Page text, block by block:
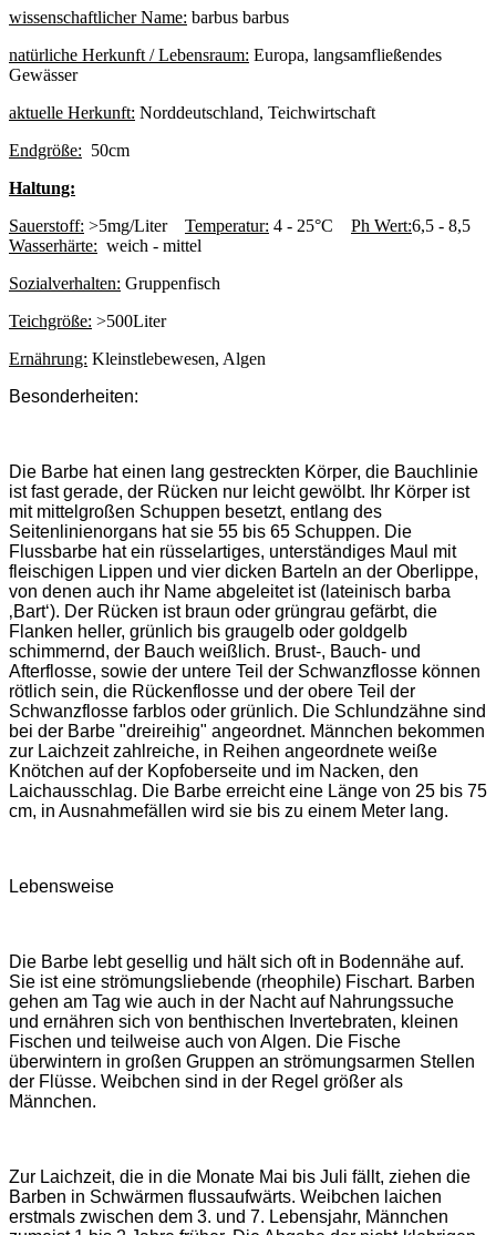
wissenschaftlicher Name: barbus barbus
natürliche Herkunft / Lebensraum: Europa, langsamfließendes
Gewässer
aktuelle Herkunft: Norddeutschland, Teichwirtschaft
Endgröße: 50cm
Haltung:
Sauerstoff: >5mg/Liter Temperatur: 4 - 25°C Ph Wert:6,5 - 8,5
Wasserhärte: weich - mittel
Sozialverhalten: Gruppenfisch
Teichgröße: >500Liter
Ernährung: Kleinstlebewesen, Algen
Besonderheiten:
Die Barbe hat einen lang gestreckten Körper, die Bauchlinie
ist fast gerade, der Rücken nur leicht gewölbt. Ihr Körper ist
mit mittelgroßen Schuppen besetzt, entlang des
Seitenlinienorgans hat sie 55 bis 65 Schuppen. Die
Flussbarbe hat ein rüsselartiges, unterständiges Maul mit
fleischigen Lippen und vier dicken Barteln an der Oberlippe,
von denen auch ihr Name abgeleitet ist (lateinisch barba
‚Bart‘). Der Rücken ist braun oder grüngrau gefärbt, die
Flanken heller, grünlich bis graugelb oder goldgelb
schimmernd, der Bauch weißlich. Brust-, Bauch- und
Afterflosse, sowie der untere Teil der Schwanzflosse können
rötlich sein, die Rückenflosse und der obere Teil der
Schwanzflosse farblos oder grünlich. Die Schlundzähne sind
bei der Barbe "dreireihig" angeordnet. Männchen bekommen
zur Laichzeit zahlreiche, in Reihen angeordnete weiße
Knötchen auf der Kopfoberseite und im Nacken, den
Laichausschlag. Die Barbe erreicht eine Länge von 25 bis 75
cm, in Ausnahmefällen wird sie bis zu einem Meter lang.
Lebensweise
Die Barbe lebt gesellig und hält sich oft in Bodennähe auf.
Sie ist eine strömungsliebende (rheophile) Fischart. Barben
gehen am Tag wie auch in der Nacht auf Nahrungssuche
und ernähren sich von benthischen Invertebraten, kleinen
Fischen und teilweise auch von Algen. Die Fische
überwintern in großen Gruppen an strömungsarmen Stellen
der Flüsse. Weibchen sind in der Regel größer als
Männchen.
Zur Laichzeit, die in die Monate Mai bis Juli fällt, ziehen die
Barben in Schwärmen flussaufwärts. Weibchen laichen
erstmals zwischen dem 3. und 7. Lebensjahr, Männchen